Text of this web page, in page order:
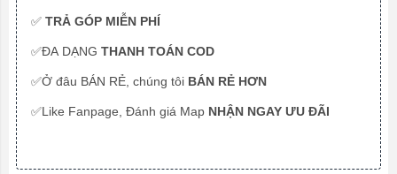
✅ TRẢ GÓP MIỄN PHÍ
✅ĐA DẠNG THANH TOÁN COD
✅Ở đâu BÁN RẺ, chúng tôi BÁN RẺ HƠN
✅Like Fanpage, Đánh giá Map NHẬN NGAY ƯU ĐÃI